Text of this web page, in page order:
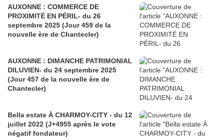
AUXONNE : COMMERCE DE
PROXIMITÉ EN PÉRIL- du 26
septembre 2025 (Jour 459 de la
nouvelle ère de Chantecler)
AUXONNE : DIMANCHE PATRIMONIAL
DILUVIEN- du 24 septembre 2025
(Jour 457 de la nouvelle ère de
Chantecler)
Bella estate À CHARMOY-CITY - du 12
juillet 2022 (J+4955 après le vote
négatif fondateur)